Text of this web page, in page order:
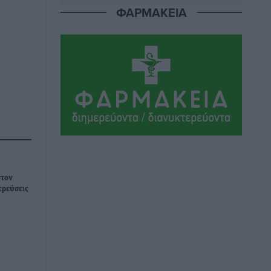
Η Μανίσα πήρε Buie και Davis
Γ.Σ. Ηπιόνη: «Προπονητική ομάδα με
εμπειρία, επιστημονική γνώση και
σύγχρονες μεθόδους»
Αθλητικά• πριν 3 ώρες
Α.Σ. Ρόδος: Ξανά στα «πράσινα» ο
ΦΑΡΜΑΚΕΙΑ